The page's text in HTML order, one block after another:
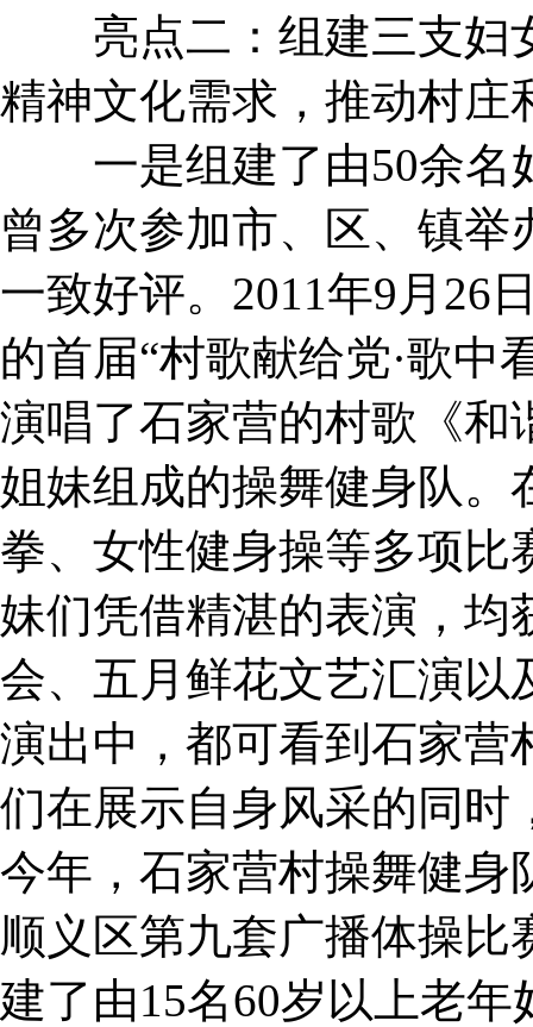
亮点二：组建三支妇
精神文化需求，推动村庄
一是组建了由50余名
曾多次参加市、区、镇
一致好评。2011年9月26
的首届“村歌献给党·歌中
演唱了石家营的村歌《和
姐妹组成的操舞健身队。
拳、女性健身操等多项比
妹们凭借精湛的表演，均
会、五月鲜花文艺汇演以
演出中，都可看到石家营
们在展示自身风采的同时
今年，石家营村操舞健身
顺义区第九套广播体操
建了由15名60岁以上老